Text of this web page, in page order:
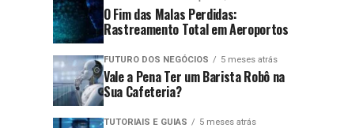
O Fim das Malas Perdidas:
Rastreamento Total em Aeroportos
FUTURO DOS NEGÓCIOS 5 meses atrás
Vale a Pena Ter um Barista Robô na
Sua Cafeteria?
TUTORIAIS E GUIAS 5 meses atrás